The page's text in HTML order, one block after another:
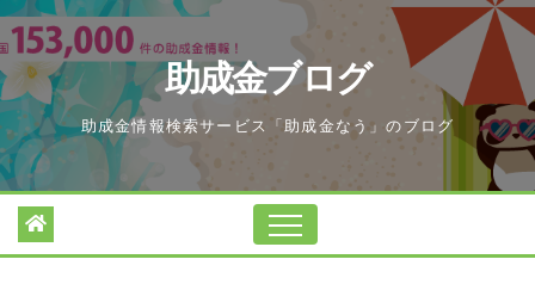
Skip
to
content
助成金ブログ
助成金情報検索サービス「助成金なう」のブログ